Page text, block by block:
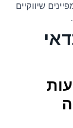
שיווקיים